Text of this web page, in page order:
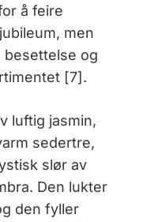
å feire
men
besettelse og
[7].
luftig jasmin,
sedertre,
slør av
Den lukter
den fyller